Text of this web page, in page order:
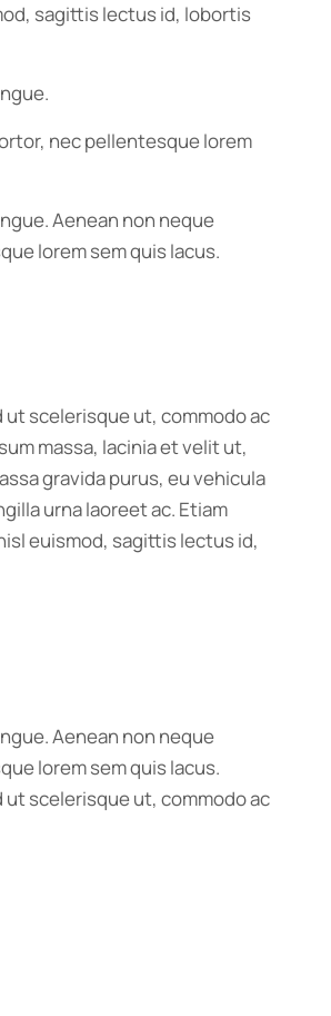
sagittis lectus id, lobortis
nec pellentesque lorem
Aenean non neque
lorem sem quis lacus.
ut scelerisque ut, commodo ac
massa, lacinia et velit ut,
gravida purus, eu vehicula
urna laoreet ac. Etiam
euismod, sagittis lectus id,
Aenean non neque
lorem sem quis lacus.
ut scelerisque ut, commodo ac